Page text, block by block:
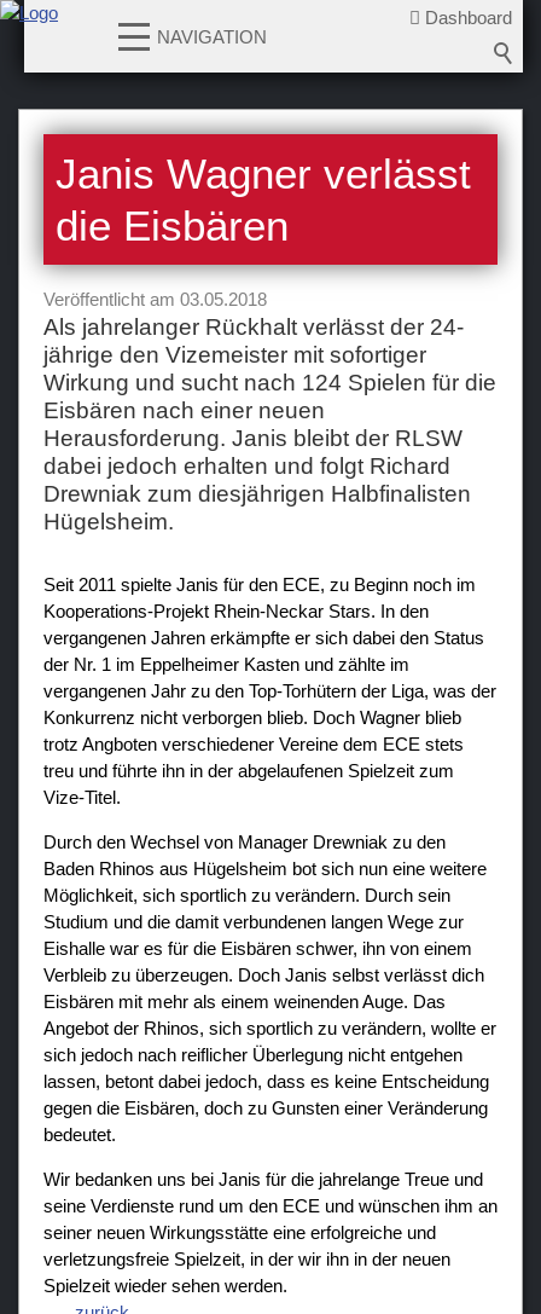
Dashboard
NAVIGATION
News
2026-2027
2025-2026
2024-2025
2022-2023
2021-2022
2020-2021
2019-2020
2018-2019
2017-2018
2016-2017
Teams
Verein
Sponsoren / Partner
Fanzone
Janis Wagner verlässt
die Eisbären
Veröffentlicht am 03.05.2018
Als jahrelanger Rückhalt verlässt der 24-
jährige den Vizemeister mit sofortiger
Wirkung und sucht nach 124 Spielen für die
Eisbären nach einer neuen
Herausforderung. Janis bleibt der RLSW
dabei jedoch erhalten und folgt Richard
Drewniak zum diesjährigen Halbfinalisten
Hügelsheim.
Seit 2011 spielte Janis für den ECE, zu Beginn noch im
Kooperations-Projekt Rhein-Neckar Stars. In den
vergangenen Jahren erkämpfte er sich dabei den Status
der Nr. 1 im Eppelheimer Kasten und zählte im
vergangenen Jahr zu den Top-Torhütern der Liga, was der
Konkurrenz nicht verborgen blieb. Doch Wagner blieb
trotz Angboten verschiedener Vereine dem ECE stets
treu und führte ihn in der abgelaufenen Spielzeit zum
Vize-Titel.
Durch den Wechsel von Manager Drewniak zu den
Baden Rhinos aus Hügelsheim bot sich nun eine weitere
Möglichkeit, sich sportlich zu verändern. Durch sein
Studium und die damit verbundenen langen Wege zur
Eishalle war es für die Eisbären schwer, ihn von einem
Verbleib zu überzeugen. Doch Janis selbst verlässt dich
Eisbären mit mehr als einem weinenden Auge. Das
Angebot der Rhinos, sich sportlich zu verändern, wollte er
sich jedoch nach reiflicher Überlegung nicht entgehen
lassen, betont dabei jedoch, dass es keine Entscheidung
gegen die Eisbären, doch zu Gunsten einer Veränderung
bedeutet.
Wir bedanken uns bei Janis für die jahrelange Treue und
seine Verdienste rund um den ECE und wünschen ihm an
seiner neuen Wirkungsstätte eine erfolgreiche und
verletzungsfreie Spielzeit, in der wir ihn in der neuen
Spielzeit wieder sehen werden.